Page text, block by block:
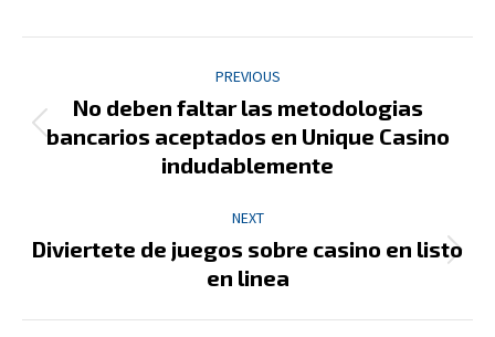
navigation
PREVIOUS
Previous
post:
No deben faltar las metodologias
bancarios aceptados en Unique Casino
indudablemente
NEXT
Next
post:
Diviertete de juegos sobre casino en listo
en linea